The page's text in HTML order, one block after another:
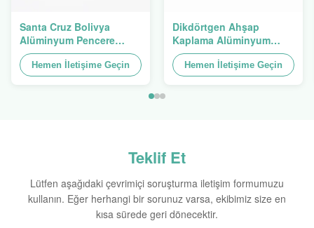
Santa Cruz Bolivya
Alüminyum Pencere
Ekstrüzyonları Alu
Profilleri
Hemen İletişime Geçin
Dikdörtgen Ahşap
Kaplama Alüminyum
Profiller 4040 Alüminyum
Ekstrüzyon Profil
Hemen İletişime Geçin
Teklif Et
Lütfen aşağıdaki çevrimiçi soruşturma iletişim formumuzu
kullanın. Eğer herhangi bir sorunuz varsa, ekibimiz size en
kısa sürede geri dönecektir.